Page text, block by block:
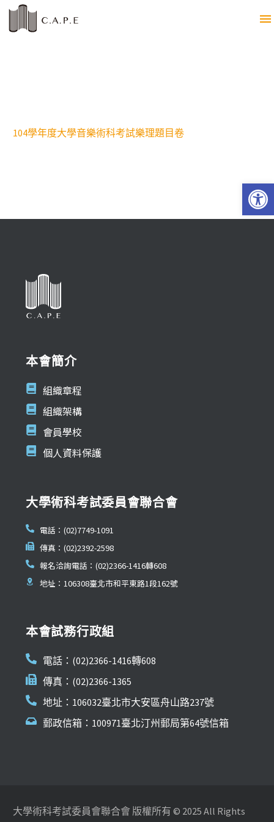
104學年度大學音樂術科考試樂理題目卷
本會簡介
組織章程
組織架構
會員學校
個人資料保護
大學術科考試委員會聯合會
電話：(02)7749-1091
傳真：(02)2392-2598
報名洽詢電話：(02)2366-1416轉608
地址：106308臺北市和平東路1段162號
本會試務行政組
電話：(02)2366-1416轉608
傳真：(02)2366-1365
地址：106032臺北市大安區舟山路237號
郵政信箱：100971臺北汀州郵局第64號信箱
大學術科考試委員會聯合會 版權所有 © 2025 All Rights